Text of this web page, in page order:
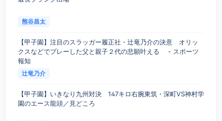
熊谷昌太
【甲子園】注目のスラッガー履正社・辻竜乃介の決意 オリッ
クスなどでプレーした父と親子２代の悲願叶える - スポーツ
報知
辻竜乃介
【甲子園】いきなり九州対決 147キロ右腕東筑・深町VS神村学
園のエース龍頭／見どころ